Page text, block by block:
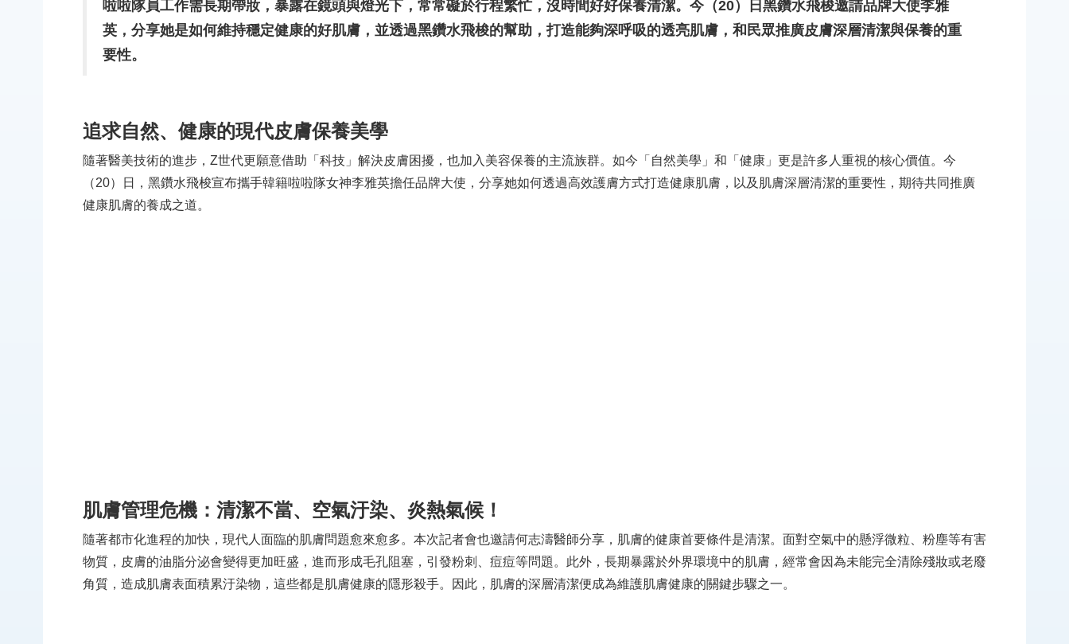
啦啦隊員工作需長期帶妝，暴露在鏡頭與燈光下，常常礙於行程繁忙，沒時間好好保養清潔。今（20）日黑鑽水飛梭邀請品牌大使李雅
英，分享她是如何維持穩定健康的好肌膚，並透過黑鑽水飛梭的幫助，打造能夠深呼吸的透亮肌膚，和民眾推廣皮膚深層清潔與保養的重
要性。
追求自然、健康的現代皮膚保養美學
隨著醫美技術的進步，Z世代更願意借助「科技」解決皮膚困擾，也加入美容保養的主流族群。如今「自然美學」和「健康」更是許多人重視的核心價值。今
（20）日，黑鑽水飛梭宣布攜手韓籍啦啦隊女神李雅英擔任品牌大使，分享她如何透過高效護膚方式打造健康肌膚，以及肌膚深層清潔的重要性，期待共同推廣
健康肌膚的養成之道。
肌膚管理危機：清潔不當、空氣汙染、炎熱氣候！
隨著都市化進程的加快，現代人面臨的肌膚問題愈來愈多。本次記者會也邀請何志濤醫師分享，肌膚的健康首要條件是清潔。面對空氣中的懸浮微粒、粉塵等有害
物質，皮膚的油脂分泌會變得更加旺盛，進而形成毛孔阻塞，引發粉刺、痘痘等問題。此外，長期暴露於外界環境中的肌膚，經常會因為未能完全清除殘妝或老廢
角質，造成肌膚表面積累汙染物，這些都是肌膚健康的隱形殺手。因此，肌膚的深層清潔便成為維護肌膚健康的關鍵步驟之一。